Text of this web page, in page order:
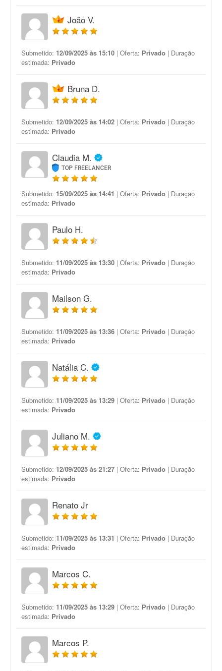
João V.
Submetido: 12/09/2025 às 15:10 | Oferta: Privado | Duração
estimada: Privado
Bruna D.
Submetido: 12/09/2025 às 14:02 | Oferta: Privado | Duração
estimada: Privado
Claudia M.
TOP FREELANCER
Submetido: 15/09/2025 às 14:41 | Oferta: Privado | Duração
estimada: Privado
Paulo H.
Submetido: 11/09/2025 às 13:30 | Oferta: Privado | Duração
estimada: Privado
Mailson G.
Submetido: 11/09/2025 às 13:36 | Oferta: Privado | Duração
estimada: Privado
Natália C.
Submetido: 11/09/2025 às 13:29 | Oferta: Privado | Duração
estimada: Privado
Juliano M.
Submetido: 12/09/2025 às 21:27 | Oferta: Privado | Duração
estimada: Privado
Renato Jr
Submetido: 11/09/2025 às 13:31 | Oferta: Privado | Duração
estimada: Privado
Marcos C.
Submetido: 11/09/2025 às 13:29 | Oferta: Privado | Duração
estimada: Privado
Marcos P.